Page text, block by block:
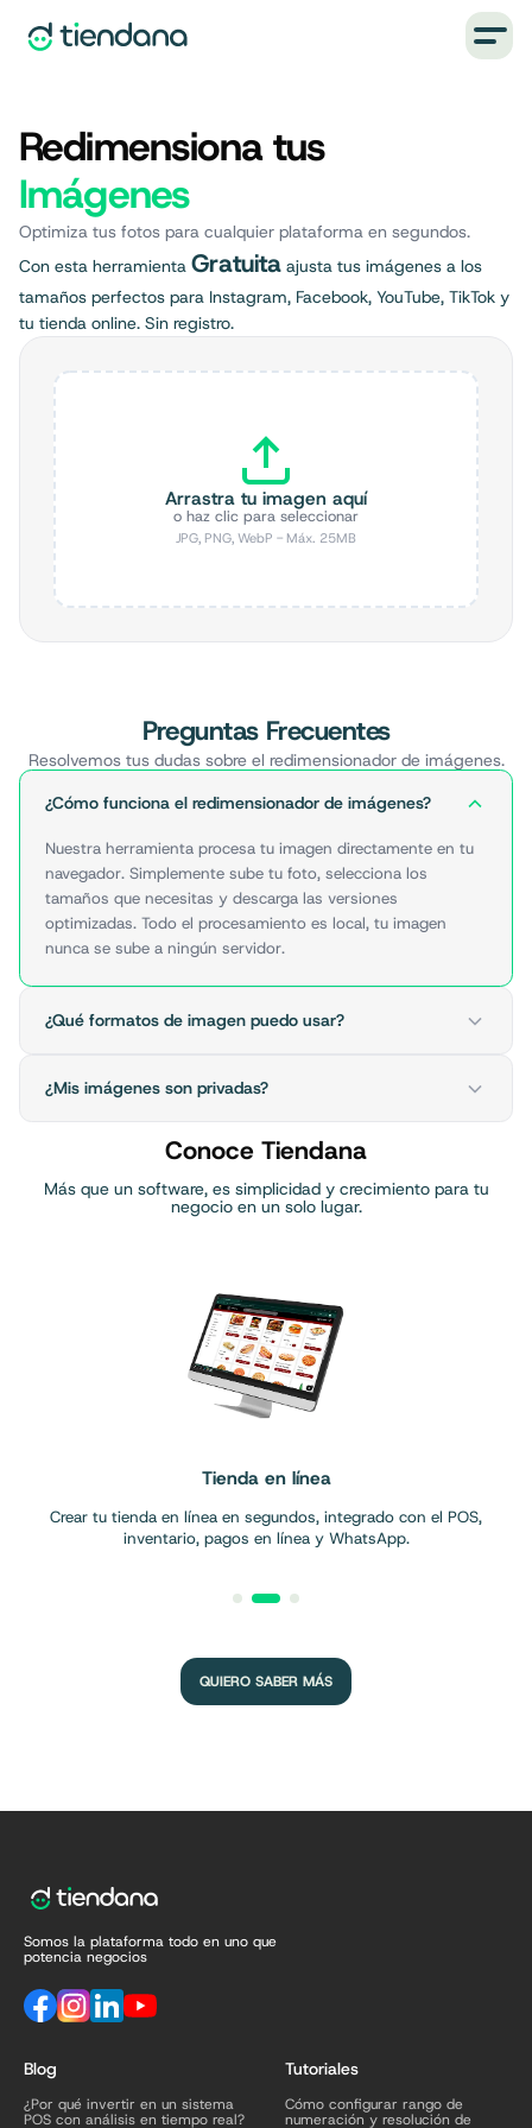
Redimensiona tus
Imágenes
Optimiza tus fotos para cualquier plataforma en segundos.
Con esta herramienta Gratuita ajusta tus imágenes a los
tamaños perfectos para Instagram, Facebook, YouTube, TikTok y
tu tienda online. Sin registro.
Arrastra tu imagen aquí
o haz clic para seleccionar
JPG, PNG, WebP - Máx. 25MB
Preguntas Frecuentes
Resolvemos tus dudas sobre el redimensionador de imágenes.
¿Cómo funciona el redimensionador de imágenes?
Nuestra herramienta procesa tu imagen directamente en tu
navegador. Simplemente sube tu foto, selecciona los
tamaños que necesitas y descarga las versiones
optimizadas. Todo el procesamiento es local, tu imagen
nunca se sube a ningún servidor.
¿Qué formatos de imagen puedo usar?
¿Mis imágenes son privadas?
Conoce Tiendana
Más que un software, es simplicidad y crecimiento para tu
negocio en un solo lugar.
Tienda en línea
Crear tu tienda en línea en segundos, integrado con el POS,
inventario, pagos en línea y WhatsApp.
QUIERO SABER MÁS
Somos la plataforma todo en uno que
potencia negocios
Blog
¿Por qué invertir en un sistema
POS con análisis en tiempo real?
Tutoriales
Cómo configurar rango de
numeración y resolución de